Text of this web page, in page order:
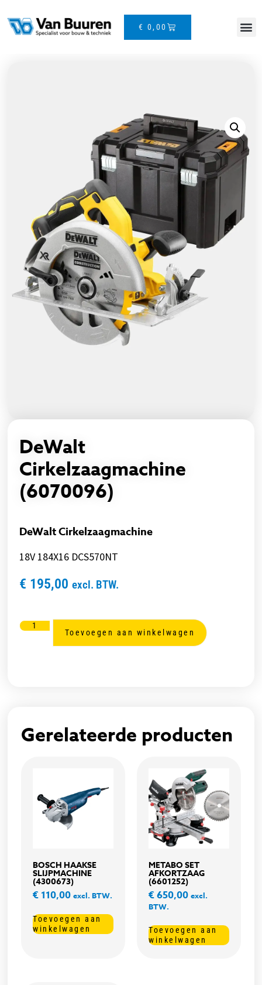
€ 0,00
DeWalt
Cirkelzaagmachine
(6070096)
DeWalt Cirkelzaagmachine
18V 184X16 DCS570NT
€ 195,00 excl. BTW.
Toevoegen aan winkelwagen
Gerelateerde producten
BOSCH HAAKSE
SLIJPMACHINE
(4300673)
€ 110,00 excl. BTW.
Toevoegen aan
winkelwagen
METABO SET
AFKORTZAAG
(6601252)
€650,00 excl.
BTW.
Toevoegen aan
winkelwagen